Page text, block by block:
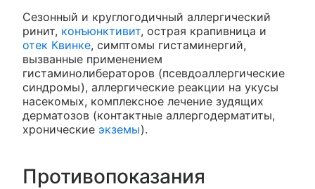
Сезонный и круглогодичный аллергический
ринит, конъюнктивит, острая крапивница и
отек Квинке, симптомы гистаминергий,
вызванные применением
гистаминолибераторов (псевдоаллергические
синдромы), аллергические реакции на укусы
насекомых, комплексное лечение зудящих
дерматозов (контактные аллергодерматиты,
хронические экземы).
Противопоказания